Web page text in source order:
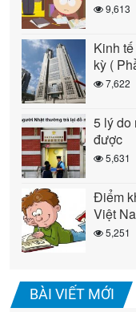
9,613
Kinh
kỳ (
7,622
5 lý do
được
5,631
Điểm
Việt
5,251
BÀI VIẾT MỚI